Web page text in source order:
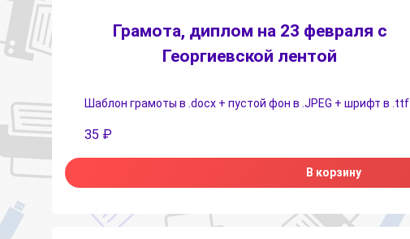
Грамота, диплом на 23 февраля с
Георгиевской лентой
Шаблон грамоты в .docx + пустой фон в .JPEG + шрифт в .ttf
35 ₽
В корзину